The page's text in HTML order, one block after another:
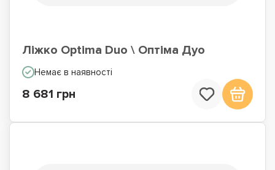
Ліжко Optima Duo \ Оптіма Дуо
Немає в наявності
8 681 грн